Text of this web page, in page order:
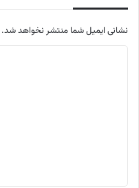
نشانی ایمیل شما منتشر نخواهد شد.